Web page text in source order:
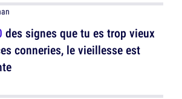
des signes que tu es trop vieux
conneries, le vieillesse est